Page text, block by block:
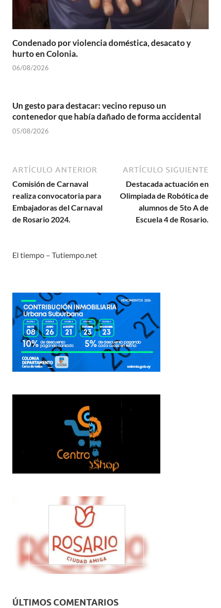
Condenado por violencia doméstica, desacato y
hurto en Colonia.
06/08/2026
Un gesto para destacar: vecino repuso un
contenedor que había dañado de forma accidental
05/08/2026
ARTÍCULO ANTERIOR
Comisión de Carnaval
realiza convocatoria para
Embajadoras del Carnaval
de Rosario 2024.
ARTÍCULO SIGUIENTE
Destacada actuación en
Olimpiada de Robótica de
alumnos de 5to A de
Escuela 4 de Rosario.
El tiempo – Tutiempo.net
ÚLTIMOS COMENTARIOS